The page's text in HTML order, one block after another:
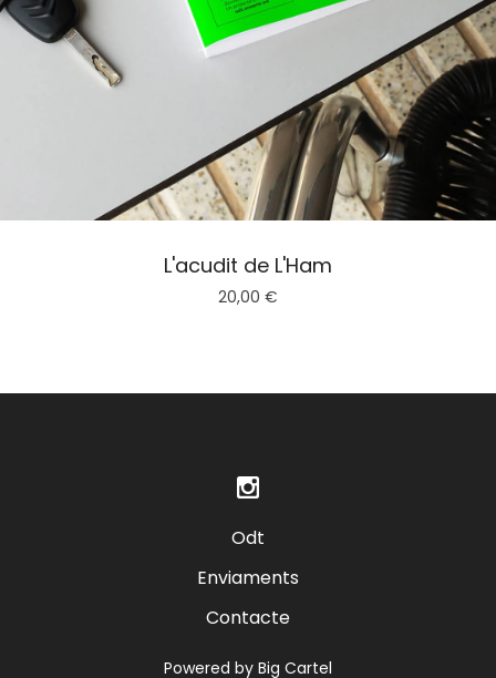
L'acudit de L'Ham
20,00 €
Odt
Enviaments
Contacte
Powered by Big Cartel